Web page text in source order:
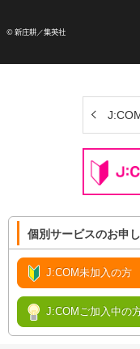
© 新庄耕／集英社
個別サービスのお申
J:COM未加入の方
J:COMご加入中の